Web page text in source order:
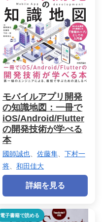
モバイルアプリ開発
の知識地図：一冊で
iOS/Android/Flutter
の開発技術が学べる
本
國師誠也 佐藤隼
下村一
将
和田佳大
詳細を見る
電子書籍で読める